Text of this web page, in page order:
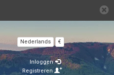
Nederlands €
Inloggen
Registreren